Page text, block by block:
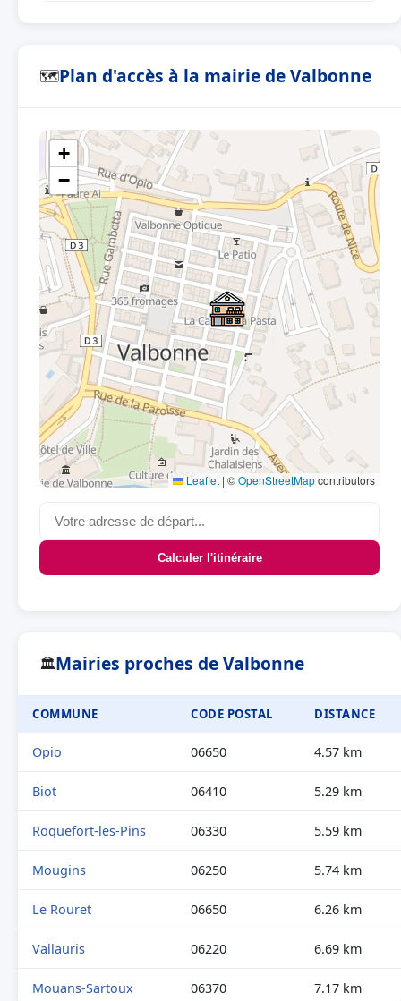
🗺Plan d'accès à la mairie de Valbonne
+
−
Leaflet | ©OpenStreetMapcontributors
Calculer l'itinéraire
🏛Mairies proches de Valbonne
COMMUNE CODE POSTAL DISTANCE
Opio 06650 4.57 km
Biot 06410 5.29 km
Roquefort-les-Pins 06330 5.59 km
Mougins 06250 5.74 km
Le Rouret 06650 6.26 km
Vallauris 06220 6.69 km
Mouans-Sartoux 06370 7.17 km